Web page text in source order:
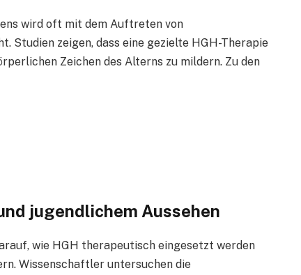
wird oft mit dem Auftreten von
Studien zeigen, dass eine gezielte HGH-Therapie
Zeichen des Alterns zu mildern. Zu den
jugendlichem Aussehen
wie HGH therapeutisch eingesetzt werden
Wissenschaftler untersuchen die